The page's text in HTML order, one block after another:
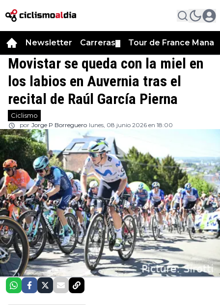
Newsletter Carreras Tour de France
Movistar se queda con la miel en
los labios en Auvernia tras el
recital de Raúl García Pierna
Ciclismo
por Jorge P Borreguero lunes, 08 junio 2026 en 18:00